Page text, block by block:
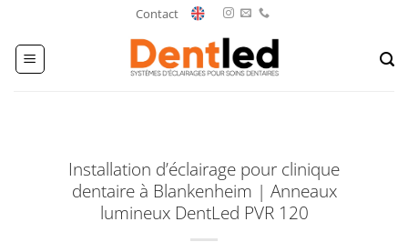
contenu
Contact
Installation d’éclairage pour clinique
dentaire à Blankenheim | Anneaux
lumineux DentLed PVR 120